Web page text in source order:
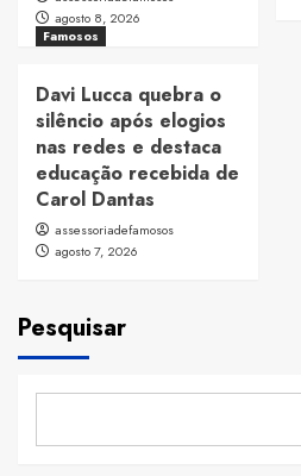
agosto 8, 2026
Famosos
Davi Lucca quebra o
silêncio após elogios
nas redes e destaca
educação recebida de
Carol Dantas
assessoriadefamosos
agosto 7, 2026
Pesquisar